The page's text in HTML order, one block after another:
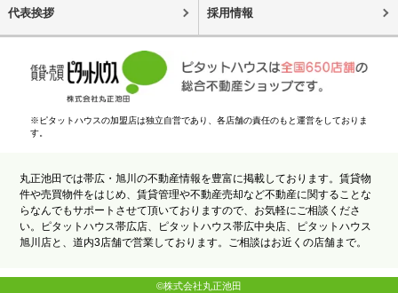
代表挨拶 採用情報
※ピタットハウスの加盟店は独立自営であり、各店舗の責任のもと運営をしておりま
す。
丸正池田では帯広・旭川の不動産情報を豊富に掲載しております。賃貸物
件や売買物件をはじめ、賃貸管理や不動産売却など不動産に関することな
らなんでもサポートさせて頂いておりますので、お気軽にご相談くださ
い。ピタットハウス帯広店、ピタットハウス帯広中央店、ピタットハウス
旭川店と、道内3店舗で営業しております。ご相談はお近くの店舗まで。
©株式会社丸正池田